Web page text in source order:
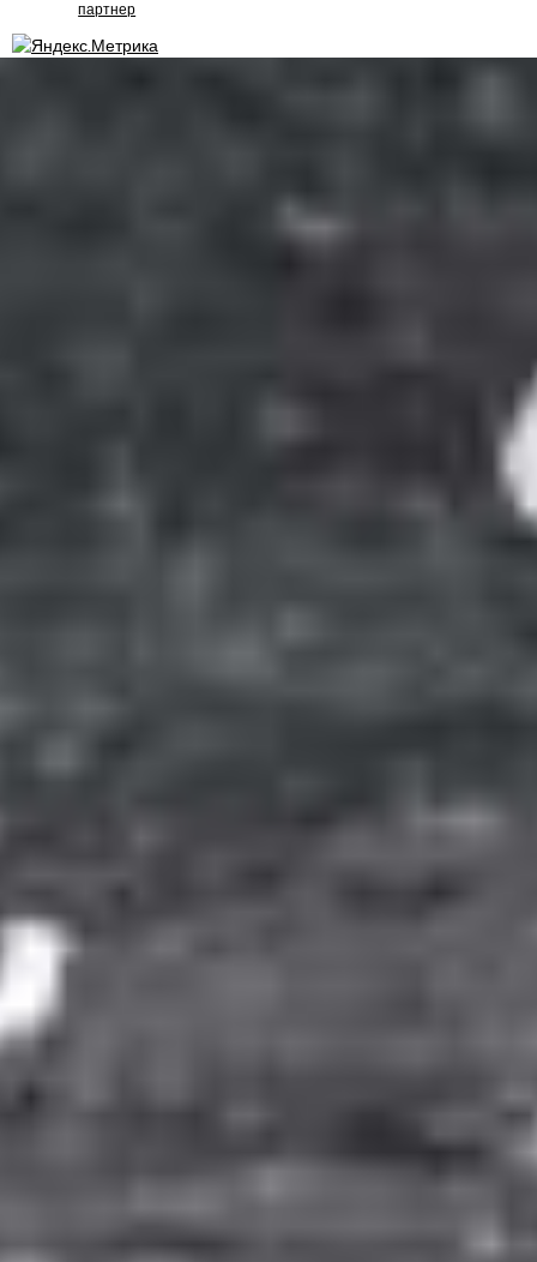
партнер